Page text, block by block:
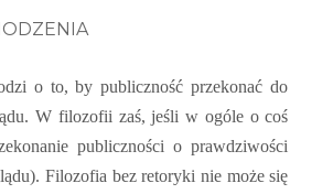
o to, by publiczność przekonać do
W filozofii zaś, jeśli w ogóle o coś
publiczności o prawdziwości
Filozofia bez retoryki nie może się